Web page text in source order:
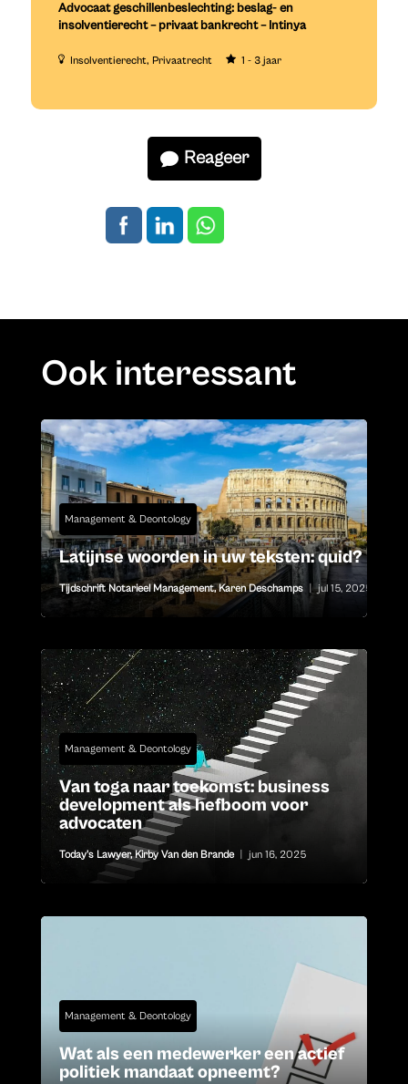
Advocaat geschillenbeslechting: beslag- en
insolventierecht – privaat bankrecht – Intinya
Insolventierecht Privaatrecht 1 - 3 jaar
Reageer
Ook interessant
Management & Deontology
Latijnse woorden in uw teksten: quid?
Tijdschrift Notarieel Management,Karen Deschamps | jul 15, 2025
Management & Deontology
Van toga naar toekomst: business
development als hefboom voor
advocaten
Today's Lawyer,Kirby Van den Brande jun 16, 2025
Management & Deontology
Wat als een medewerker een actief
politiek mandaat opneemt?